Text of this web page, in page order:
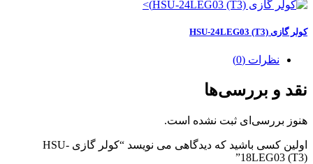
کولر گازی HSU-24LEG03 (T3)
نظرات (0)
نقد و بررسی‌ها
هنوز بررسی‌ای ثبت نشده است.
اولین کسی باشید که دیدگاهی می نویسد “کولر گازی HSU-
18LEG03 (T3)”